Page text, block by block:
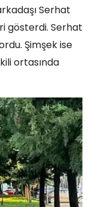
Serhat
gösterdi. Serhat
Şimşek ise
ortasında